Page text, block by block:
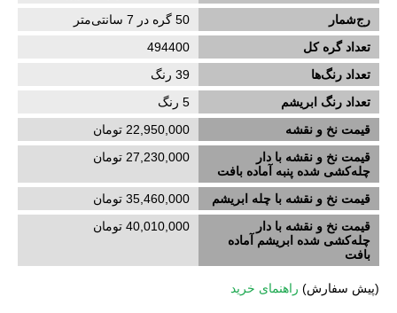
رج‌شمار
50 گره در 7 سانتی‌متر
تعداد گره کل
494400
تعداد رنگ‌ها
39 رنگ
تعداد رنگ ابریشم
5 رنگ
قیمت نخ و نقشه
22,950,000 تومان
قیمت نخ و نقشه با دار
چله‌کشی‌ شده پنبه آماده بافت
27,230,000 تومان
قیمت نخ و نقشه با چله ابریشم
35,460,000 تومان
قیمت نخ و نقشه با دار
چله‌کشی‌ شده ابریشم آماده
بافت
40,010,000 تومان
(پیش سفارش) راهنمای خرید